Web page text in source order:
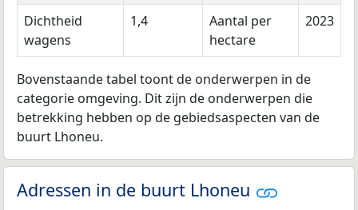
Dichtheid
wagens
1,4
Aantal per
hectare
2023
Bovenstaande tabel toont de onderwerpen in de
categorie omgeving. Dit zijn de onderwerpen die
betrekking hebben op de gebiedsaspecten van de
buurt Lhoneu.
Adressen in de buurt Lhoneu